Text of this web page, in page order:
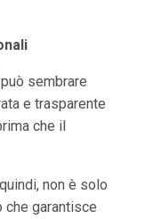
sembrare
e trasparente
che il
non è solo
che garantisce